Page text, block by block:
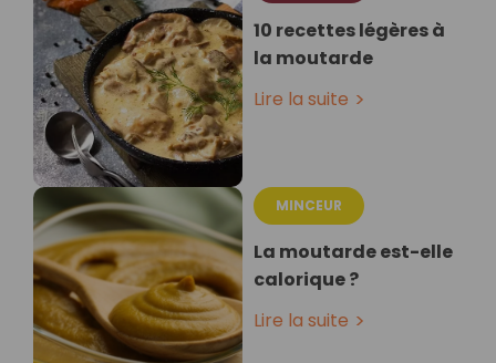
10 recettes légères à
la moutarde
Lire la suite
MINCEUR
La moutarde est-elle
calorique ?
Lire la suite